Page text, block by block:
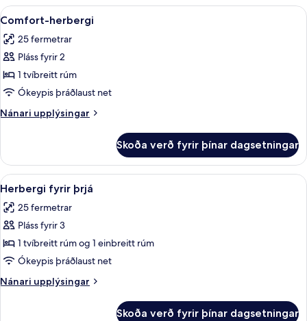
2
rúm
Skoða
allar
myndir
fyrir
Comfort-
herbergi
Comfort-herbergi | Rúmföt af bestu
5
Comfort-herbergi
25 fermetrar
Pláss fyrir 2
1 tvíbreitt rúm
Ókeypis þráðlaust net
Nánari upplýsingar
Nánari
herbergi
Skoða verð fyrir þínar dagsetningar
Skoða
allar
myndir
fyrir
Herbergi
fyrir
þrjá
Herbergi fyrir þrjá | Rúmföt af bestu
4
Herbergi fyrir þrjá
25 fermetrar
Pláss fyrir 3
1 tvíbreitt rúm og 1 einbreitt rúm
Ókeypis þráðlaust net
Nánari upplýsingar
Nánari
Skoða verð fyrir þínar dagsetningar